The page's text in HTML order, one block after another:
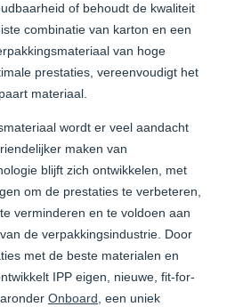
of behoudt de kwaliteit
combinatie van karton en een
van hoge
prestaties, vereenvoudigt het
materiaal.
wordt er veel aandacht
maken van
blijft zich ontwikkelen, met
om de prestaties te verbeteren,
verminderen en te voldoen aan
de verpakkingsindustrie. Door
met de beste materialen en
IPP eigen, nieuwe, fit-for-
Onboard , een uniek